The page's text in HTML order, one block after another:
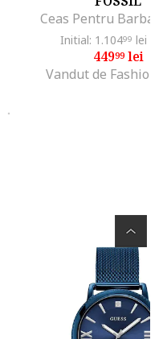
Ceas Pentru
Initial: 1.10499 lei
44999lei
Vandut de Fashion